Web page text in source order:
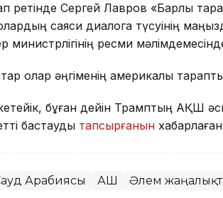
ретінде Сергей Лавров «Барлық
олардың саяси диалогқа түсуінің
министрлігінің ресми
олар әңгіменің америкалық
бұған дейін Трамптың АҚШ
бастауды тапсырғанын хабарлаған
Арабиясы АҚШ Әлем